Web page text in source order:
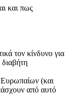
και πως
τον κίνδυνο για
Ευρωπαίων (και
από αυτό